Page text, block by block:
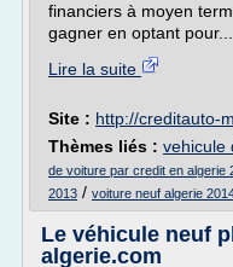
financiers à moyen
gagner en optant pour...
Lire la suite
Site : http://creditauto-
Thèmes liés : vehicule
de voiture par credit en algerie
2013 / voiture neuf algerie
Le véhicule neuf
algerie.com